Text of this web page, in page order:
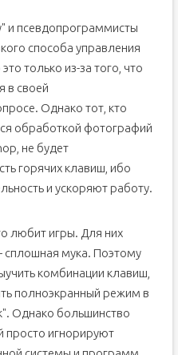
и псевдопрограммисты
способа управления
только из-за того, что
в своей
Однако тот, кто
обработкой фотографий
не будет
горячих клавиш, ибо
и ускоряют работу.
любит игры. Для них
мука. Поэтому
комбинации клавиш,
полноэкранный режим в
Однако большинство
просто игнорируют